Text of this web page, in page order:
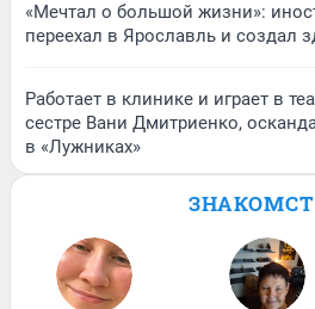
«Мечтал о большой жизни»:
переехал в Ярославль и создал
Работает в клинике и играет в
сестре Вани Дмитриенко,
в «Лужниках»